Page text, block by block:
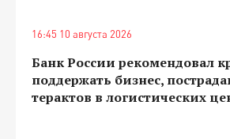
16:45 10 августа 2026
Банк России рекомендовал
поддержать бизнес,
терактов в логистических